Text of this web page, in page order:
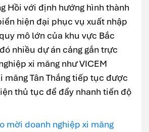
Hồi với định hướng hình thành
hiện đại phục vụ xuất nhập
mô lớn của khu vực Bắc
nhiều dự án cảng gắn trực
xi măng như VICEM
măng Tân Thắng tiếp tục được
thủ tục để đẩy nhanh tiến độ
mời doanh nghiệp xi măng